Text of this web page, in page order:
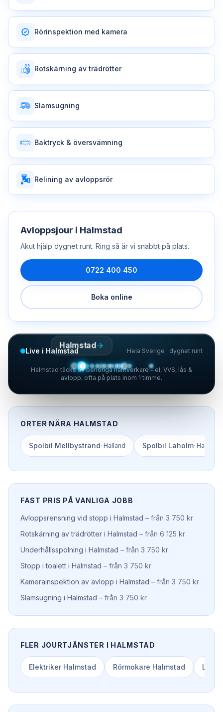
Rörinspektion med kamera
Rotskärning av trädrötter
Slamsugning
Baktryck & översvämning
Relining av avloppsrör
Avloppsjour i Halmstad
Akut hjälp dygnet runt. Ring så är vi snabbt på plats.
0722 400 450
Boka online
Live i Halmstad Hela Sverige · dygnet runt
Halmstad
Halmstad täcks av behöriga hantverkare – el, VVS, lås &
avlopp, ofta på plats inom 1 timme.
ORTER NÄRA HALMSTAD
Spolbil Mellbystrand· Halland Spolbil Laholm· Halland
FAST PRIS PÅ VANLIGA JOBB
Avloppsrensning vid stopp i Halmstad – från 3 750 kr
Rotskärning av trädrötter i Halmstad – från 6 125 kr
Underhållsspolning i Halmstad – från 3 750 kr
Stopp i toalett i Halmstad – från 3 750 kr
Kamerainspektion av avlopp i Halmstad – från 3 750 kr
Slamsugning i Halmstad – från 3 750 kr
FLER JOURTJÄNSTER I HALMSTAD
Elektriker Halmstad Rörmokare Halmstad